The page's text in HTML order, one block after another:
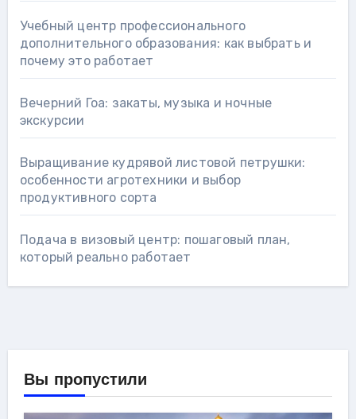
Учебный центр профессионального
дополнительного образования: как выбрать и
почему это работает
Вечерний Гоа: закаты, музыка и ночные
экскурсии
Выращивание кудрявой листовой петрушки:
особенности агротехники и выбор
продуктивного сорта
Подача в визовый центр: пошаговый план,
который реально работает
Вы пропустили